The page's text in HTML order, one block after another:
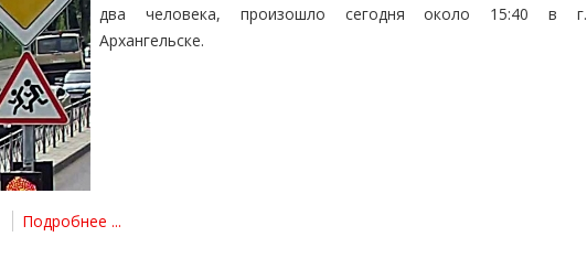
два человека, произошло сегодня около 15:40 в г.
Архангельске.
Подробнее ...